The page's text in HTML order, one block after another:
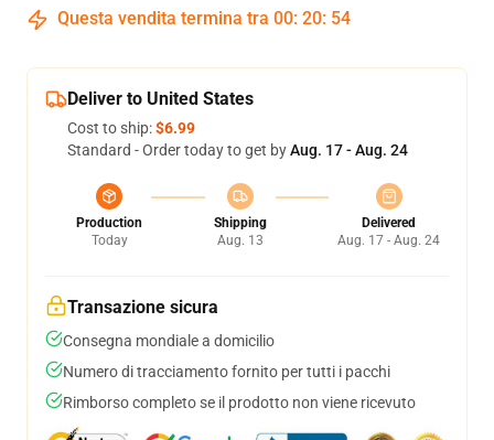
Questa vendita termina tra 00: 20: 54
Deliver to United States
Cost to ship:$6.99
Standard - Order today to get byAug. 17 - Aug. 24
Production
Today
Shipping
Aug. 13
Delivered
Aug. 17 - Aug. 24
Transazione sicura
Consegna mondiale a domicilio
Numero di tracciamento fornito per tutti i pacchi
Rimborso completo se il prodotto non viene ricevuto